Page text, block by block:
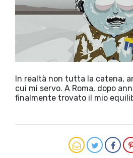
In realtà non tutta la catena,
cui mi servo. A Roma, dopo
finalmente trovato il mio